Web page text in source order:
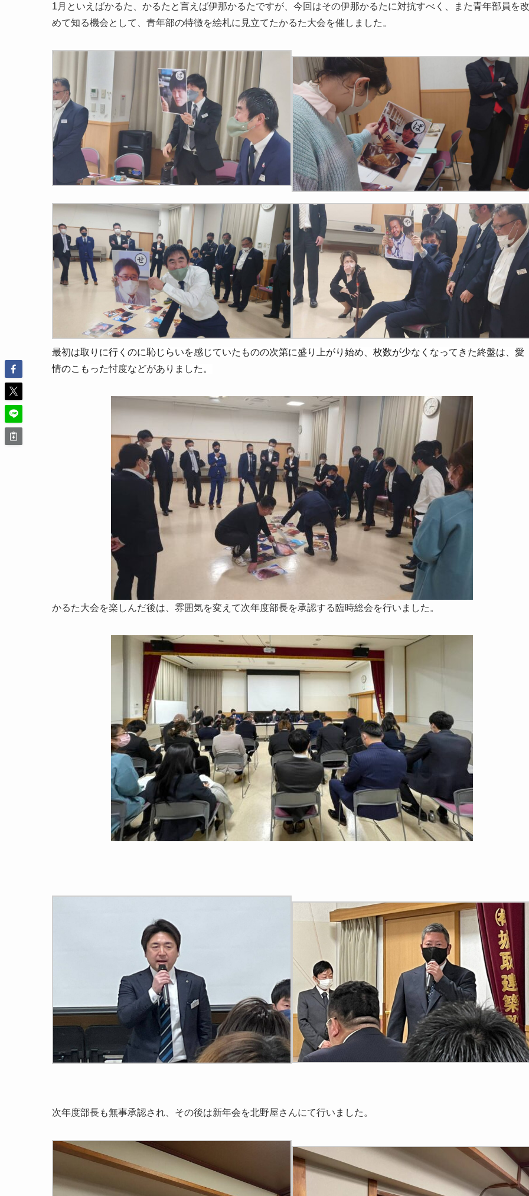
1月といえばかるた、かるたと言えば伊那かるたですが、今回はその伊那かるたに対抗すべく、また青年部員を改
めて知る機会として、青年部の特徴を絵札に見立てたかるた大会を催しました。
最初は取りに行くのに恥じらいを感じていたものの次第に盛り上がり始め、枚数が少なくなってきた終盤は、愛
情のこもった忖度などがありました。
かるた大会を楽しんだ後は、雰囲気を変えて次年度部長を承認する臨時総会を行いました。
次年度部長も無事承認され、その後は新年会を北野屋さんにて行いました。